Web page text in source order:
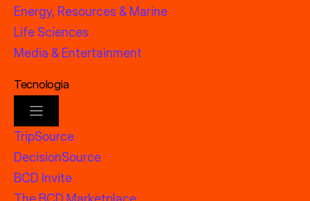
Energy, Resources & Marine
Life Sciences
Media & Entertainment
Tecnologia
TripSource
DecisionSource
BCD Invite